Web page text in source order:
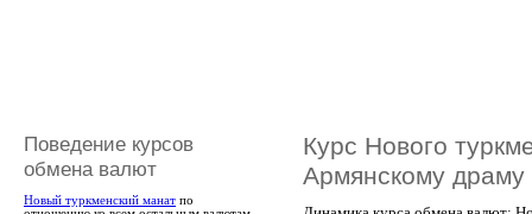
Поведение курсов
обмена валют
Новый туркменский манат по
Курс Нового
Армянскому драму